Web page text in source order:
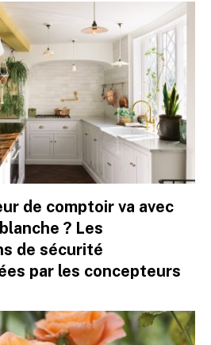
de comptoir va avec
? Les
de sécurité
par les concepteurs